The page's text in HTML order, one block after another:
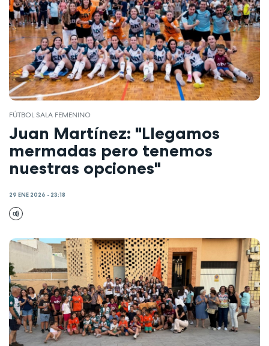
FÚTBOL SALA FEMENINO
Juan Martínez: "Llegamos
mermadas pero tenemos
nuestras opciones"
29 ENE 2026 - 23:18